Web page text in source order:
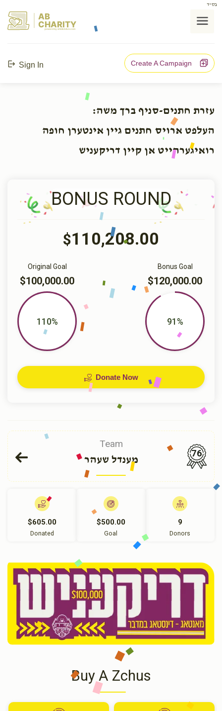
בס"ד
AB
CHARITY
powerd by ahblicklive.com
Sign In Create A Campaign
עזרת חתנים-סניף ברך משה:
העלפט ארויס חתנים גיין אינטערן חופה
רואיגערהייט אן קיין דריקעניש
BONUS ROUND
$110,208.00
Bonus Goal
$120,000.00
91%
Original Goal
$100,000.00
110%
Donate Now
Team
מענדל שעהר
76
$605.00
Donated
$500.00
Goal
9
Donors
Buy A Zchus